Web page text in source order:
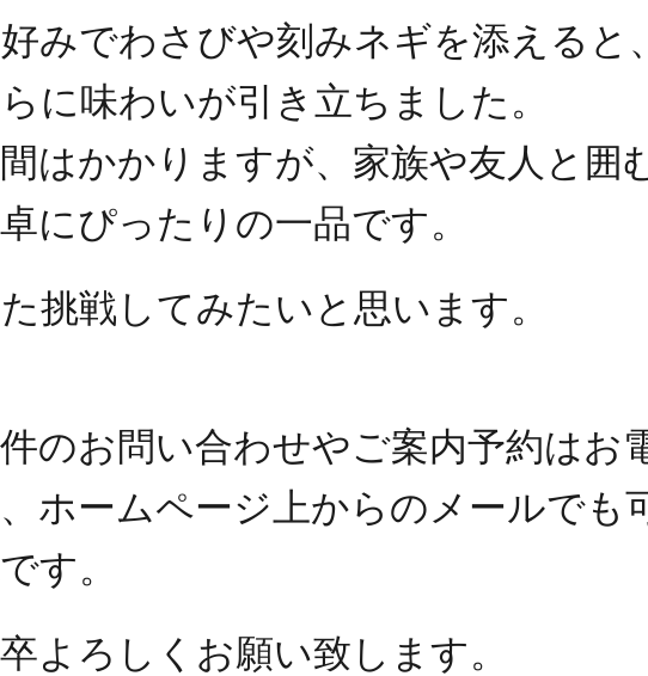
みでわさびや刻みネギを添えると
に味わいが引き立ちました。
はかかりますが、家族や友人と囲
にぴったりの一品です。
挑戦してみたいと思います。
のお問い合わせやご案内予約はお
ホームページ上からのメールでも
す。
よろしくお願い致します。